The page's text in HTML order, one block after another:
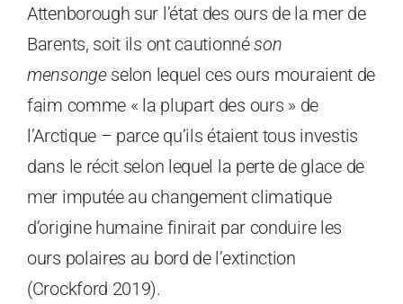
Attenborough sur l’état des ours de la mer de
Barents, soit ils ont cautionnéson
mensongeselon lequel ces ours mouraient de
faim comme « la plupart des ours » de
l’Arctique – parce qu’ils étaient tous investis
dans le récit selon lequel la perte de glace de
mer imputée au changement climatique
d’origine humaine finirait par conduire les
ours polaires au bord de l’extinction
(Crockford 2019).